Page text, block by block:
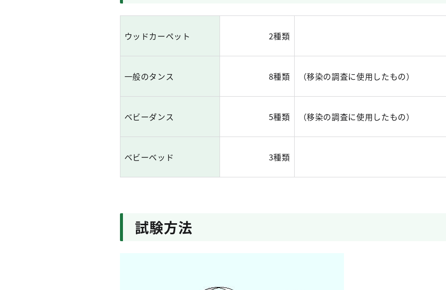
ウッドカーペット 2種類
一般のタンス 8種類 （移染の調査に使用したもの）
ベビーダンス 5種類 （移染の調査に使用したもの）
ベビーベッド 3種類
試験方法